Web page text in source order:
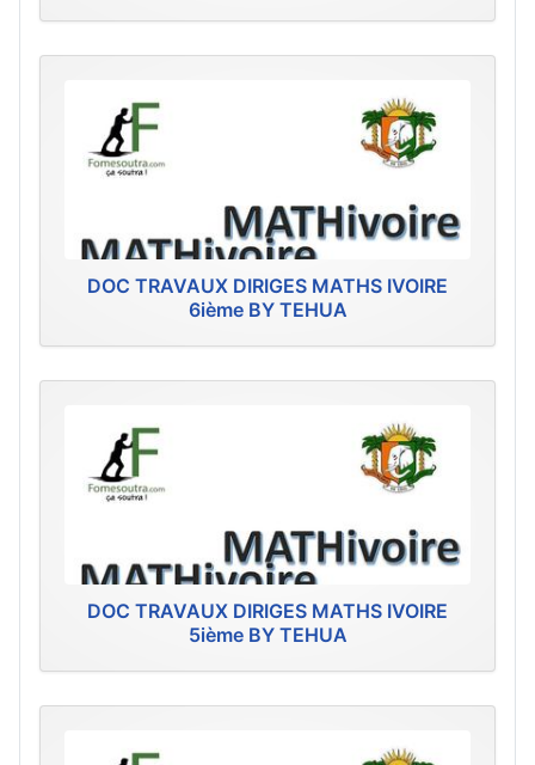
DOC TRAVAUX DIRIGES MATHS IVOIRE
6ième BY TEHUA
DOC TRAVAUX DIRIGES MATHS IVOIRE
5ième BY TEHUA